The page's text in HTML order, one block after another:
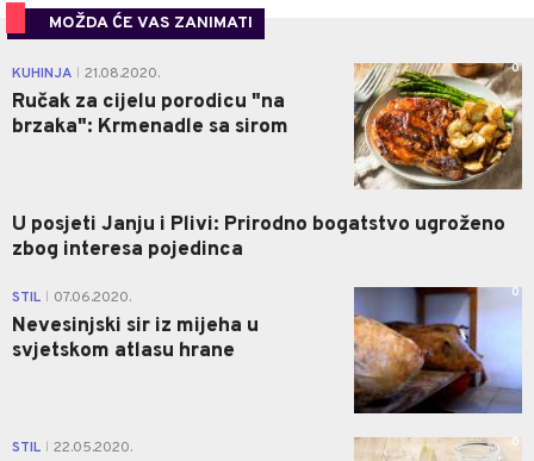
MOŽDA ĆE VAS ZANIMATI
KUHINJA 21.08.2020.
Ručak za cijelu porodicu "na
brzaka": Krmenadle sa sirom
0
U posjeti Janju i Plivi: Prirodno bogatstvo ugroženo
zbog interesa pojedinca
STIL 07.06.2020.
Nevesinjski sir iz mijeha u
svjetskom atlasu hrane
0
STIL 22.05.2020. 0